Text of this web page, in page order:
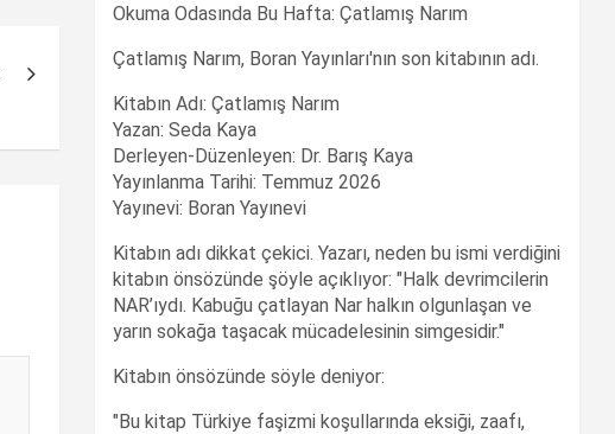
Okuma Odasında Bu Hafta: Çatlamış Narım
Çatlamış Narım, Boran Yayınları'nın son kitabının adı.
Kitabın Adı: Çatlamış Narım
Yazan: Seda Kaya
Derleyen-Düzenleyen: Dr. Barış Kaya
Yayınlanma Tarihi: Temmuz 2026
Yayınevi: Boran Yayınevi
Kitabın adı dikkat çekici. Yazarı, neden bu ismi verdiğini
kitabın önsözünde şöyle açıklıyor: "Halk devrimcilerin
NAR’ıydı. Kabuğu çatlayan Nar halkın olgunlaşan ve
yarın sokağa taşacak mücadelesinin simgesidir."
Kitabın önsözünde söyle deniyor:
"Bu kitap Türkiye faşizmi koşullarında eksiği, zaafı,